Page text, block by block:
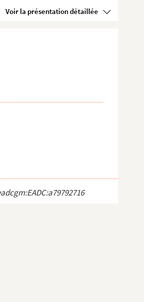
Voir la présentation détaillée